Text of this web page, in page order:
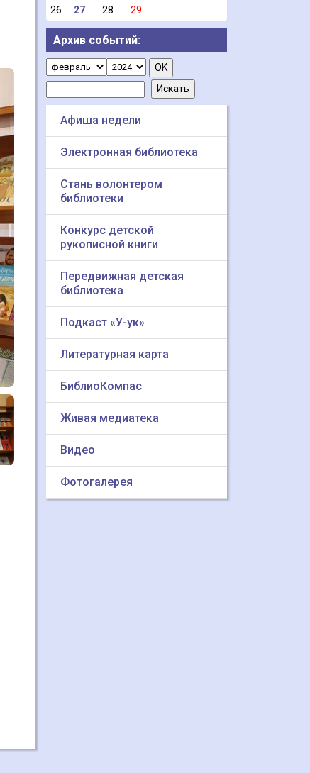
26
27 28 29
Архив событий:
Афиша недели
Электронная библиотека
Стань волонтером
библиотеки
Конкурс детской
рукописной книги
Передвижная детская
библиотека
Подкаст «У-ук»
Литературная карта
БиблиоКомпас
Живая медиатека
Видео
Фотогалерея